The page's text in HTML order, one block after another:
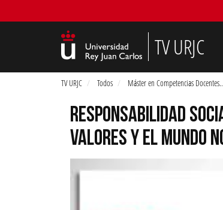
TV URJC
TV URJC Todos Máster en Competencias Docentes
RESPONSABILIDAD
VALORES Y EL MUNDO